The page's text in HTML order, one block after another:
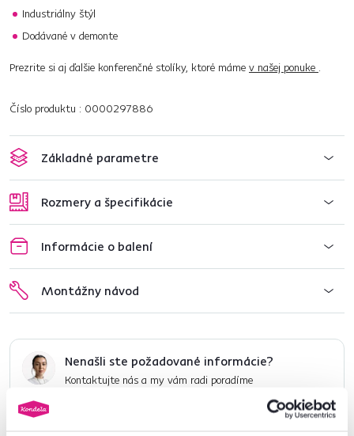
Industriálny štýl
Dodávané v demonte
Prezrite si aj ďalšie konferenčné stolíky, ktoré máme v našej ponuke .
Číslo produktu : 0000297886
Základné parametre
Rozmery a špecifikácie
Informácie o balení
Montážny návod
Nenašli ste požadované informácie?
Kontaktujte nás a my vám radi poradíme
Spustiť chat